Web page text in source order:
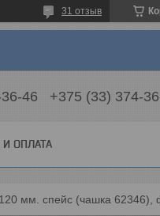
31 отзыв
46 +375 (33) 374-
И ОПЛАТА